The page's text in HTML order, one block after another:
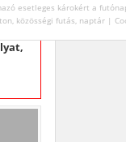
esetleges károkért a
közösségi futás, naptár |